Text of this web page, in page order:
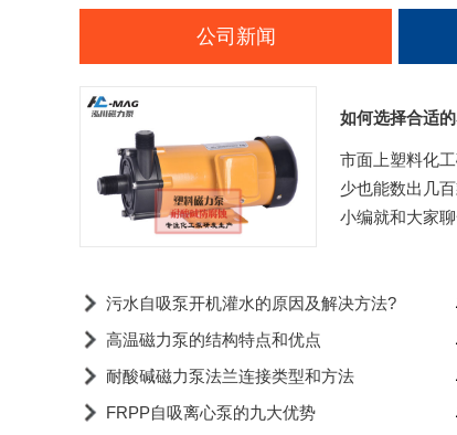
公司新闻
如何选择合适
市面上塑料化
少也能数出几
小编就和大家
污水自吸泵开机灌水的原因及解决方法?
高温磁力泵的结构特点和优点
耐酸碱磁力泵法兰连接类型和方法
FRPP自吸离心泵的九大优势